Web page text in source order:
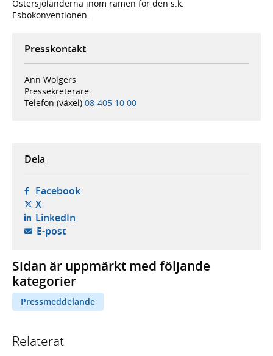
Östersjöländerna inom ramen för den s.k.
Esbokonventionen.
Presskontakt
Ann Wolgers
Pressekreterare
Telefon (växel) 08-405 10 00
Dela
Facebook- öppnas i ny flik, extern webbplats,
X- öppnas i ny flik, extern webbplats,
LinkedIn- öppnas i ny flik, extern webbplats,
E-post- öppnar din e-postklient,
Sidan är uppmärkt med följande
kategorier
Pressmeddelande
Relaterat